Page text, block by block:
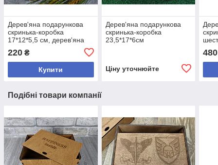
Дерев'яна подарункова
скринька-коробка
17*12*5,5 см, дерев'яна
коробка для фотографій
220 ₴
Купити
Дерев'яна подарункова
скринька-коробка
23,5*17*6см
Ціну уточнюйте
480
Подібні товари компанії